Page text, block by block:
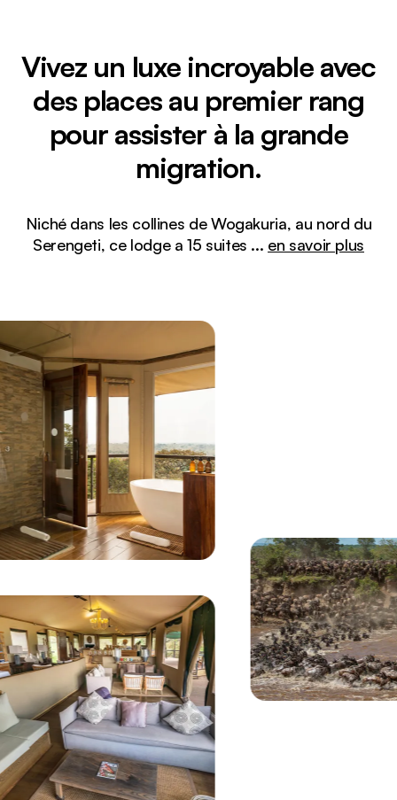
Vivez un luxe incroyable avec
des places au premier rang
pour assister à la grande
migration.
Niché dans les collines de Wogakuria, au nord du
Serengeti, ce lodge a 15 suites ... en savoir plus